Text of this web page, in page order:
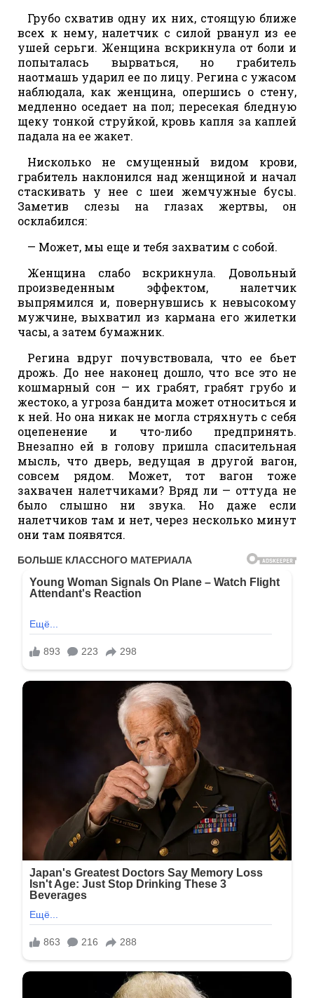
Грубо схватив одну их них, стоящую ближе
всех к нему, налетчик с силой рванул из ее
ушей серьги. Женщина вскрикнула от боли и
попыталась вырваться, но грабитель
наотмашь ударил ее по лицу. Регина с ужасом
наблюдала, как женщина, опершись о стену,
медленно оседает на пол; пересекая бледную
щеку тонкой струйкой, кровь капля за каплей
падала на ее жакет.
Нисколько не смущенный видом крови,
грабитель наклонился над женщиной и начал
стаскивать у нее с шеи жемчужные бусы.
Заметив слезы на глазах жертвы, он
осклабился:
— Может, мы еще и тебя захватим с собой.
Женщина слабо вскрикнула. Довольный
произведенным эффектом, налетчик
выпрямился и, повернувшись к невысокому
мужчине, выхватил из кармана его жилетки
часы, а затем бумажник.
Регина вдруг почувствовала, что ее бьет
дрожь. До нее наконец дошло, что все это не
кошмарный сон — их грабят, грабят грубо и
жестоко, а угроза бандита может относиться и
к ней. Но она никак не могла стряхнуть с себя
оцепенение и что-либо предпринять.
Внезапно ей в голову пришла спасительная
мысль, что дверь, ведущая в другой вагон,
совсем рядом. Может, тот вагон тоже
захвачен налетчиками? Вряд ли — оттуда не
было слышно ни звука. Но даже если
налетчиков там и нет, через несколько минут
они там появятся.